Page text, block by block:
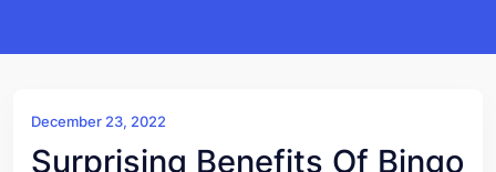
December 23, 2022
Surprising Benefits Of Bingo